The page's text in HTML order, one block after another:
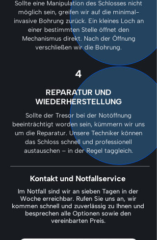
Sollte eine Manipulation des Schlosses nicht
möglich sein, greifen wir auf die minimal-
invasive Bohrung zurück. Ein kleines Loch an
einer bestimmten Stelle öffnet den
Mechanismus direkt. Nach der Öffnung
verschließen wir die Bohrung.
4
REPARATUR UND
WIEDERHERSTELLUNG
Sollte der Tresor bei der Notöffnung
beeinträchtigt worden sein, kümmern wir uns
um die Reparatur. Unsere Techniker können
das Schloss schnell und professionell
austauschen – in der Regel taggleich.
Kontakt und Notfallservice
Im Notfall sind wir an sieben Tagen in der
Woche erreichbar. Rufen Sie uns an, wir
kommen schnell und zuverlässig zu Ihnen und
besprechen alle Optionen sowie den
vereinbarten Preis.